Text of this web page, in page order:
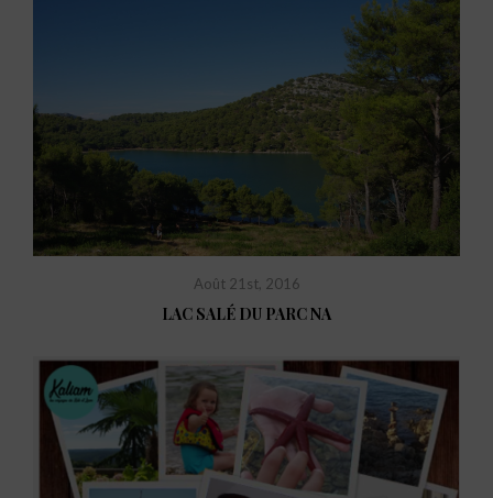
Août 21st, 2016
LAC SALÉ DU PARC NA